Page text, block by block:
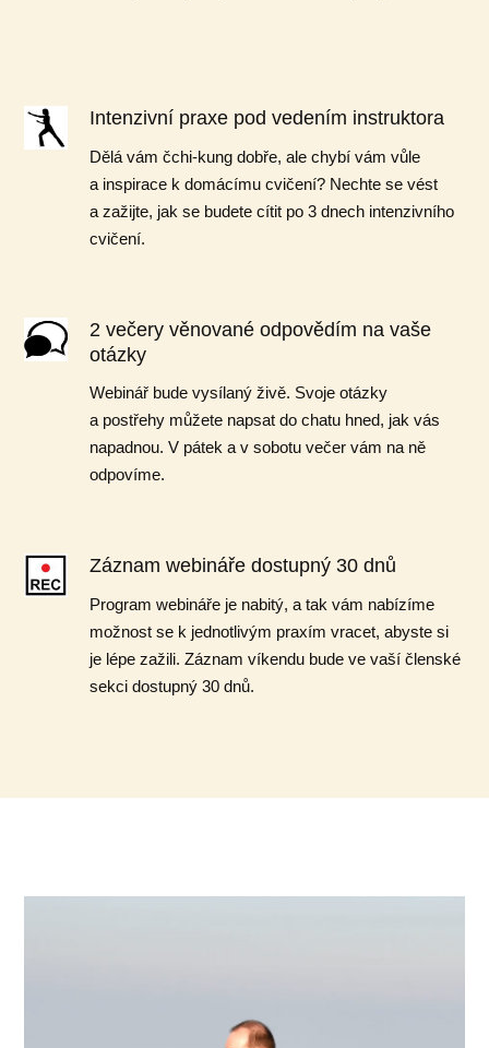
Intenzivní praxe pod vedením instruktora
Dělá vám čchi-kung dobře, ale chybí vám vůle
a inspirace k domácímu cvičení? Nechte se vést
a zažijte, jak se budete cítit po 3 dnech intenzivního
cvičení.
2 večery věnované odpovědím na vaše
otázky
Webinář bude vysílaný živě. Svoje otázky
a postřehy můžete napsat do chatu hned, jak vás
napadnou. V pátek a v sobotu večer vám na ně
odpovíme.
Záznam webináře dostupný 30 dnů
Program webináře je nabitý, a tak vám nabízíme
možnost se k jednotlivým praxím vracet, abyste si
je lépe zažili. Záznam víkendu bude ve vaší členské
sekci dostupný 30 dnů.